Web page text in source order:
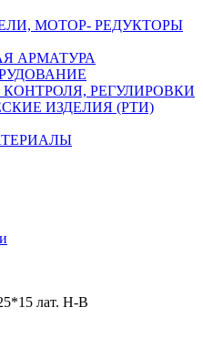
МОТОР- РЕДУКТОРЫ
АРМАТУРА
РЕГУЛИРОВКИ
ИЗДЕЛИЯ (РТИ)
лат. Н-В